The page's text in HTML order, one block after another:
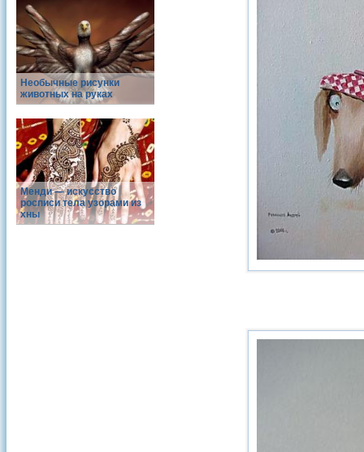
Необычные рисунки
животных на руках
Менди — искусство
росписи тела узорами из
хны